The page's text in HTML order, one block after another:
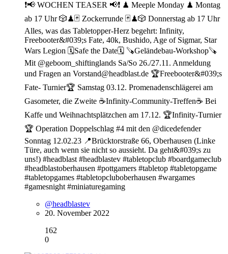
❗️📢 WOCHEN TEASER 📢❗️ ♟ Meeple Monday ♟ Montag
ab 17 Uhr 🎲♟🃏 Zockerrunde 🃏♟🎲 Donnerstag ab 17 Uhr
Alles, was das Tabletopper-Herz begehrt: Infinity,
Freebooter&#039;s Fate, 40k, Bushido, Age of Sigmar, Star
Wars Legion 🗓Safe the Date🗓 🪚Geländebau-Workshop🪚
Mit @geboom_shiftinglands Sa/So 26./27.11. Anmeldung
und Fragen an Vorstand@headblast.de 🏆Freebooter&#039;s
Fate- Turnier🏆 Samstag 03.12. Promenadenschlägerei am
Gasometer, die Zweite ☕️Infinity-Community-Treffen☕️ Bei
Kaffe und Weihnachtsplätzchen am 17.12. 🏆Infinity-Turnier
🏆 Operation Doppelschlag #4 mit den @dicedefender
Sonntag 12.02.23 📍Brücktorstraße 66, Oberhausen (Linke
Türe, auch wenn sie nicht so aussieht. Da geht&#039;s zu
uns!) #headblast #headblastev #tabletopclub #boardgameclub
#headblastoberhausen #pottgamers #tabletop #tabletopgame
#tabletopgames #tabletopcluboberhausen #wargames
#gamesnight #miniaturegaming
@headblastev
20. November 2022
162
0